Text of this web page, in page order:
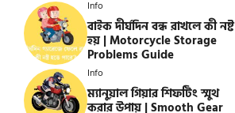
Info
বাইক দীর্ঘদিন বন্ধ রাখলে কী নষ্ট
হয় | Motorcycle Storage
Problems Guide
Info
ম্যানুয়াল গিয়ার শিফটিং স্মুথ
করার উপায় | Smooth Gear